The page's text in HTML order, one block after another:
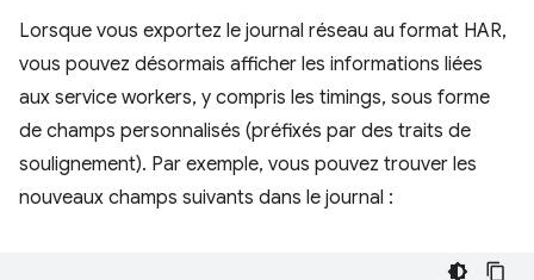
Lorsque vous exportez le journal réseau au format HAR,
vous pouvez désormais afficher les informations liées
aux service workers, y compris les timings, sous forme
de champs personnalisés (préfixés par des traits de
soulignement). Par exemple, vous pouvez trouver les
nouveaux champs suivants dans le journal :